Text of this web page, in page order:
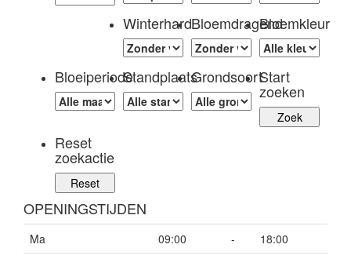
WinterhardBloemdragendBloemkleur
BloeiperiodeStandplaatsGrondsoortStart
zoeken
Reset
zoekactie
OPENINGSTIJDEN
Ma 09:00 -
18:00